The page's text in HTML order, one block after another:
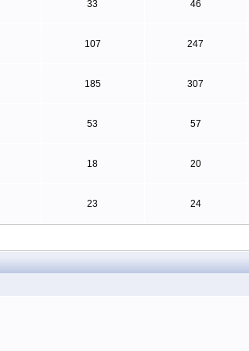
33 46
107 247
185 307
53 57
18 20
23 24